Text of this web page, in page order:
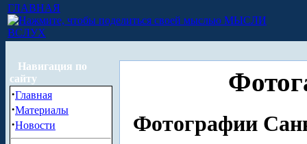
ГЛАВНАЯ
МЫСЛИ
ВСЛУХ
Навигация по
сайту
·Главная
·Материалы
·Новости Фотографии